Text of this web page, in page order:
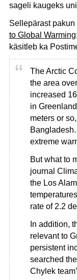
sageli kaugeks
Sellepärast
to Global
käsitleb ka
The Arctic
the area
increased
in
meters or
extreme
But what to
journal
the Los
rate of 2.2
In addition,
relevant to
persistent
searched
Chylek